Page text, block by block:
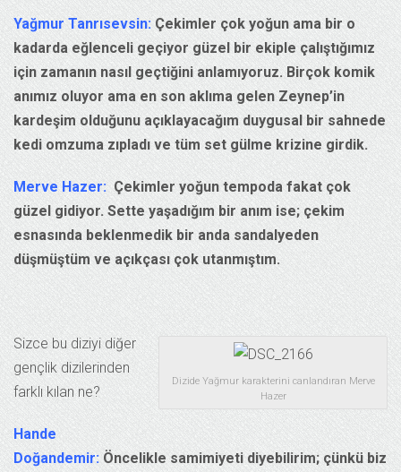
Yağmur Tanrısevsin: Çekimler çok yoğun ama bir o
kadarda eğlenceli geçiyor güzel bir ekiple çalıştığımız
için zamanın nasıl geçtiğini anlamıyoruz. Birçok komik
anımız oluyor ama en son aklıma gelen Zeynep’in
kardeşim olduğunu açıklayacağım duygusal bir sahnede
kedi omzuma zıpladı ve tüm set gülme krizine girdik.
Merve Hazer: Çekimler yoğun tempoda fakat çok
güzel gidiyor. Sette yaşadığım bir anım ise; çekim
esnasında beklenmedik bir anda sandalyeden
düşmüştüm ve açıkçası çok utanmıştım.
Dizide Yağmur karakterini canlandıran Merve
Hazer
Sizce bu diziyi diğer
gençlik dizilerinden
farklı kılan ne?
Hande
Doğandemir: Öncelikle samimiyeti diyebilirim; çünkü biz